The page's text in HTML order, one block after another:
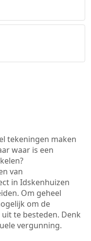
tekeningen maken
waar is een
van
in Idskenhuizen
Om geheel
om de
te besteden. Denk
vergunning.